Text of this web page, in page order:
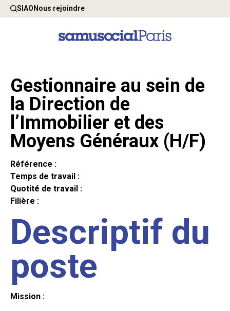
SIAONous rejoindre
Gestionnaire au sein de
la Direction de
l’Immobilier et des
Moyens Généraux (H/F)
Référence :
Temps de travail :
Quotité de travail :
Filière :
Descriptif du
poste
Mission :